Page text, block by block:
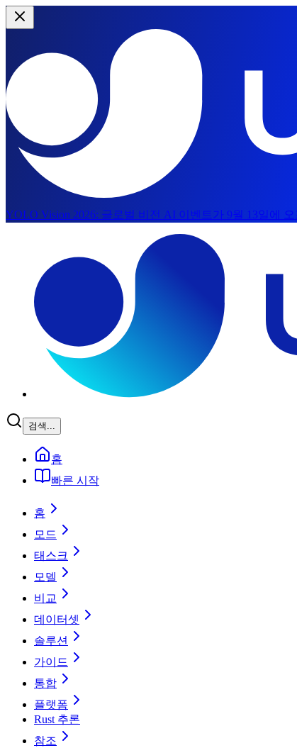
YOLO Vision 2026: 글로벌 비전 AI 이벤트가 9월 13일에
검색...
홈
빠른 시작
홈
모드
태스크
모델
비교
데이터셋
솔루션
가이드
통합
플랫폼
Rust 추론
참조